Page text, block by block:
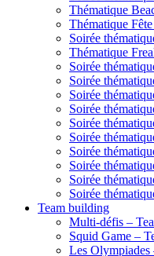
Thématique
Thématique
Soirée
Thématique
Soirée
Soirée
Soirée
Soirée
Soirée
Soirée
Soirée
Soirée
Soirée
Soirée
Team building
Multi-défis –
Squid Game –
Les